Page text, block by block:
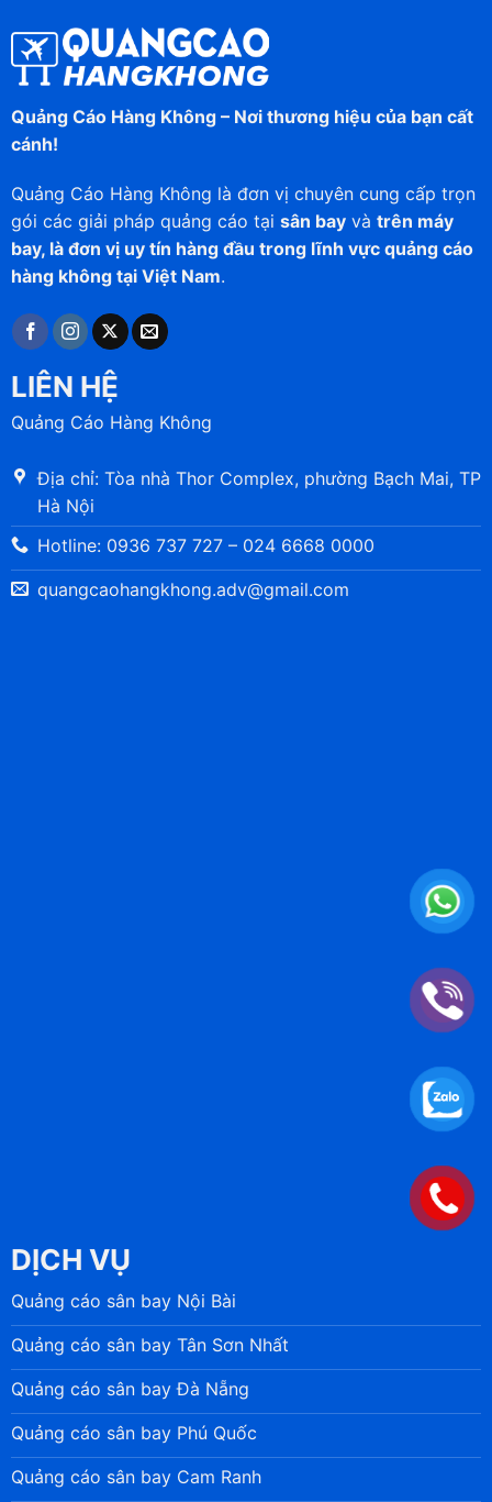
Quảng Cáo Hàng Không – Nơi thương hiệu của bạn cất
cánh!
Quảng Cáo Hàng Không là đơn vị chuyên cung cấp trọn
gói các giải pháp quảng cáo tại sân bayvà trên máy
bay, là đơn vị uy tín hàng đầu trong lĩnh vực quảng cáo
hàng không tại Việt Nam.
LIÊN HỆ
Quảng Cáo Hàng Không
Địa chỉ: Tòa nhà Thor Complex, phường Bạch Mai, TP
Hà Nội
Hotline: 0936 737 727 – 024 6668 0000
quangcaohangkhong.adv@gmail.com
DỊCH VỤ
Quảng cáo sân bay Nội Bài
Quảng cáo sân bay Tân Sơn Nhất
Quảng cáo sân bay Đà Nẵng
Quảng cáo sân bay Phú Quốc
Quảng cáo sân bay Cam Ranh